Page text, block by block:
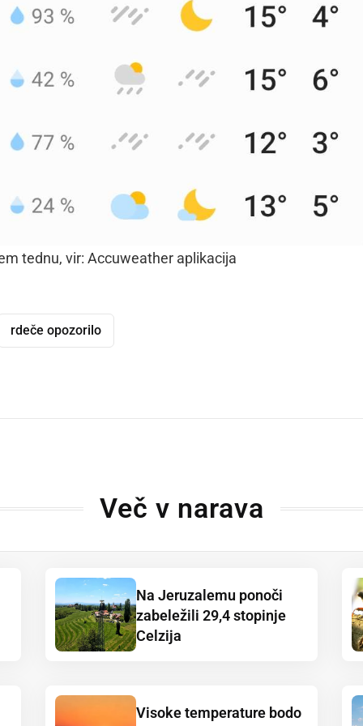
tednu, vir: Accuweather aplikacija
rdeče opozorilo
Več v narava
Na Jeruzalemu ponoči
zabeležili 29,4 stopinje
Celzija
Visoke temperature bodo